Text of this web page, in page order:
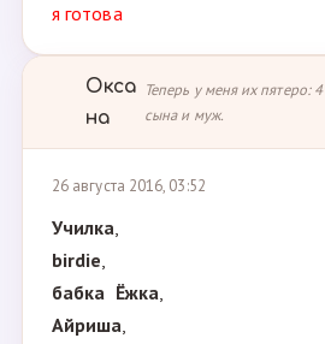
я готова
Окса
на
Теперь у меня их пятеро: 4
сына и муж.
26 августа 2016, 03:52
Училка,
birdie,
бабка Ёжка,
Айриша,